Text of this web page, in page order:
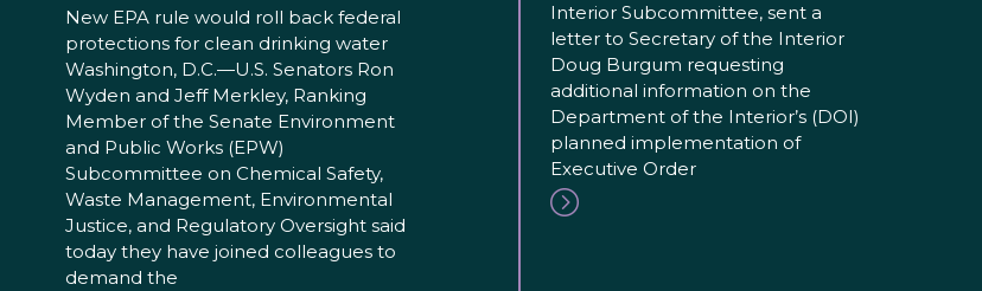
New EPA rule would roll back federal
protections for clean drinking water
Washington, D.C.—U.S. Senators Ron
Wyden and Jeff Merkley, Ranking
Member of the Senate Environment
and Public Works (EPW)
Subcommittee on Chemical Safety,
Waste Management, Environmental
Justice, and Regulatory Oversight said
today they have joined colleagues to
demand the
Interior Subcommittee, sent a
letter to Secretary of the Interior
Doug Burgum requesting
additional information on the
Department of the Interior’s (DOI)
planned implementation of
Executive Order